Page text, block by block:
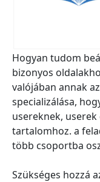
Hogyan tudom
bizonyos
valójában annak
specializálása,
usereknek,
tartalomhoz. a
több csoportba
Szükséges hozzá